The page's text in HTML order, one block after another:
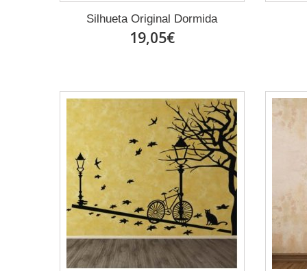
Silhueta Original Dormida
19,05€